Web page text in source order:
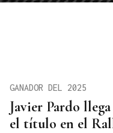
Javier Pardo
el título en el
GANADOR DEL 2025